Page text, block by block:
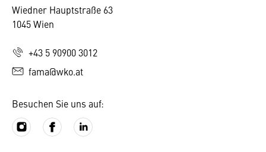
Wiedner Hauptstraße 63
1045 Wien
+43 5 90900 3012
fama@wko.at
Besuchen Sie uns auf: